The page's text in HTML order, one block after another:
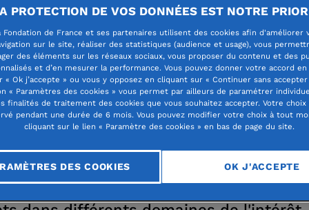
HENRIETTE-
Henriette-Anne Doll soutient
PROTECTION DE VOS DONNÉES EST NOTRE
Fondation de France et ses partenaires utilisent des cookies afin d'améliorer
sur le site, réaliser des statistiques (audience et usage), vous
des éléments sur les réseaux sociaux, vous proposer du contenu et des
et d’en mesurer la performance. Vous pouvez donner votre accord
« Ok j’accepte » ou vous y opposez en cliquant sur « Continuer sans accepter
« Paramètres des cookies » vous permet par ailleurs de paramétrer
finalités de traitement des cookies que vous souhaitez accepter. Votre choix
pendant une durée de 6 mois. Vous pouvez modifier votre choix à tout
cliquant sur le lien « Paramètre des cookies » en bas de page du site.
DES COOKIES OK J'ACCEPTE